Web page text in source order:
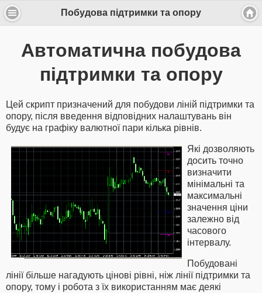
Побудова підтримки та опору
Автоматична побудова
підтримки та опору
Цей скрипт призначений для побудови ліній підтримки та
опору, після введення відповідних налаштувань він
будує на графіку валютної пари кілька рівнів.
Які дозволяють
досить точно
визначити
мінімальні та
максимальні
значення ціни
залежно від
часового
інтервалу.
Побудовані
лінії більше нагадують цінові рівні, ніж лінії підтримки та
опору, тому і робота з їх використанням має деякі